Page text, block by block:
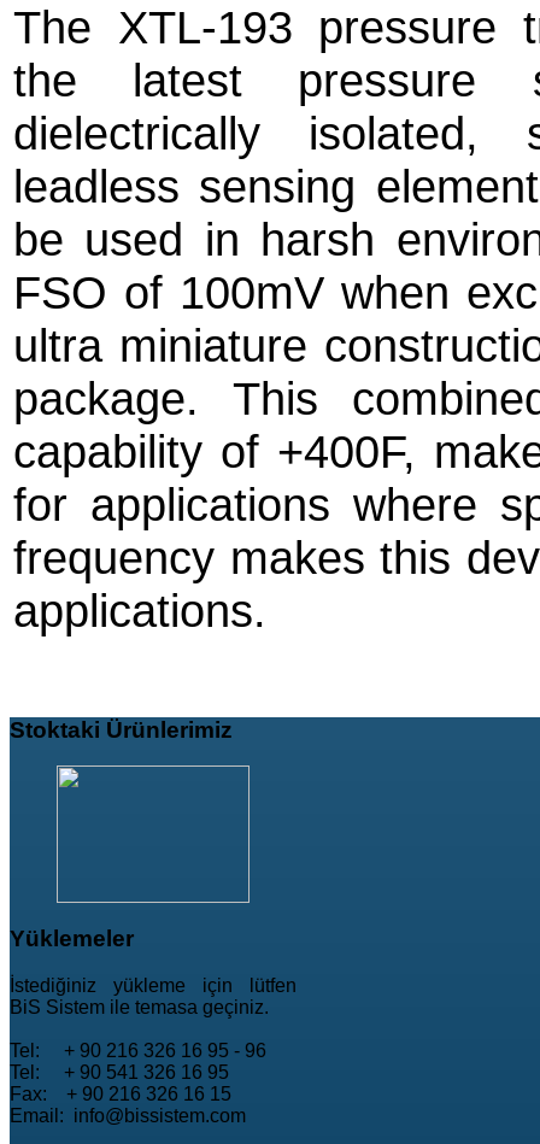
The XTL-193 pressure
the latest pressure
dielectrically
leadless sensing
be used in harsh
FSO of 100mV when
ultra miniature
package. This
capability of +400F,
for applications where
frequency makes this
applications.
Stoktaki Ürünlerimiz
Yüklemeler
İstediğiniz yükleme için lütfen
BiS Sistem ile temasa geçiniz.
Tel: + 90 216 326 16 95 - 96
Tel: + 90 541 326 16 95
Fax: + 90 216 326 16 15
Email: info@bissistem.com